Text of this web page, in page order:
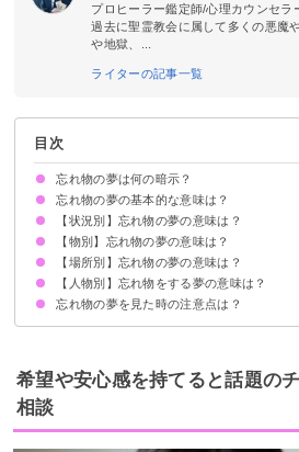
プロヒーラー鑑定師/心理カウンセラ
過去に聖霊教会に属して多くの悪魔
や地獄、...
ライターの記事一覧
目次
忘れ物の夢は何の暗示？
忘れ物の夢の基本的な意味は？
①大事なことを忘れているという暗示
②過去の忘れたい出来事の象徴
状況によって意味が決まる
【状況別】忘れ物の夢の意味は？
忘れ物をする夢【警告夢】
忘れ物を取りに行く夢【警告夢】
忘れ物を届けてくれる夢【吉夢】
忘れ物で遅刻する夢【警告夢】
旅行で忘れ物をする夢【警告夢】
忘れ物を探す夢【警告夢】
忘れ物が見つかる夢【警告夢】
忘れ物で怒られる夢【警告夢】
忘れ物を諦める夢【吉夢】
忘れ物をして焦る夢【警告夢】
忘れ物をして借りる夢【吉夢】
忘れ物を届ける夢【凶夢】
忘れ物を思い出す夢【吉夢】
【物別】忘れ物の夢の意味は？
荷物を忘れる夢【吉夢】
靴を忘れる夢【吉夢】
かばんを忘れる夢【警告夢】
財布を忘れる夢【警告夢】
服を忘れる夢【警告夢】
教科書を忘れる夢【凶夢】
靴下を忘れる夢【凶夢】
マスクを忘れる夢【凶夢】
化粧品を忘れる夢【警告夢】
スマホを忘れる夢【警告夢】
パスポートを忘れる夢【警告夢】
チケットを忘れる夢【警告夢】
【場所別】忘れ物の夢の意味は？
学校で忘れ物をする夢【警告夢】
自宅に忘れ物をする夢【警告夢】
車に忘れ物をする夢【警告夢】
電車に忘れ物をする夢【凶夢】
空港に忘れ物をする夢【警告夢】
旅行先に忘れ物をする夢【警告夢】
【人物別】忘れ物をする夢の意味は？
友達が忘れ物をする夢【警告夢】
恋人が忘れ物をする夢【警告夢】
子供が忘れ物をする夢【警告夢】
他人が忘れ物をする夢【吉夢】
忘れ物の夢を見た時の注意点は？
吉夢なら話さず警告夢や凶夢は人に話す
希望や安心感を持てると話題の
相談